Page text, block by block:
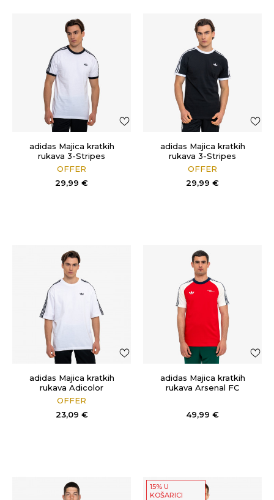
adidas Majica kratkih
rukava 3-Stripes
OFFER
29,99 €
adidas Majica kratkih
rukava 3-Stripes
OFFER
29,99 €
adidas Majica kratkih
rukava Adicolor
OFFER
23,09 €
adidas Majica kratkih
rukava Arsenal FC
49,99 €
15% U
KOŠARICI